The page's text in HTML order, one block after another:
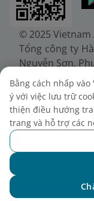
© 2025 Vietnam
Tổng công ty
Nguyễn Sơn,
Điện thoại:
38722375
Giấy chứng
doanh nghiệp
30/6/2010,
24/7/2025, cấp
Bằng cách nhấp
ý với việc lưu trữ
thiện điều hướng
trang và hỗ trợ các